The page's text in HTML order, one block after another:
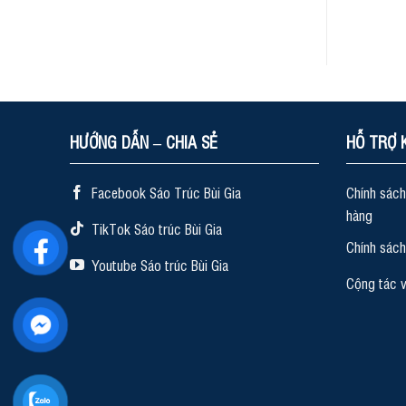
HƯỚNG DẪN – CHIA SẺ
Facebook Sáo Trúc Bùi Gia
TikTok Sáo trúc Bùi Gia
Youtube Sáo trúc Bùi Gia
HỖ TRỢ
Chính
hàng
Chính
Cộng tác